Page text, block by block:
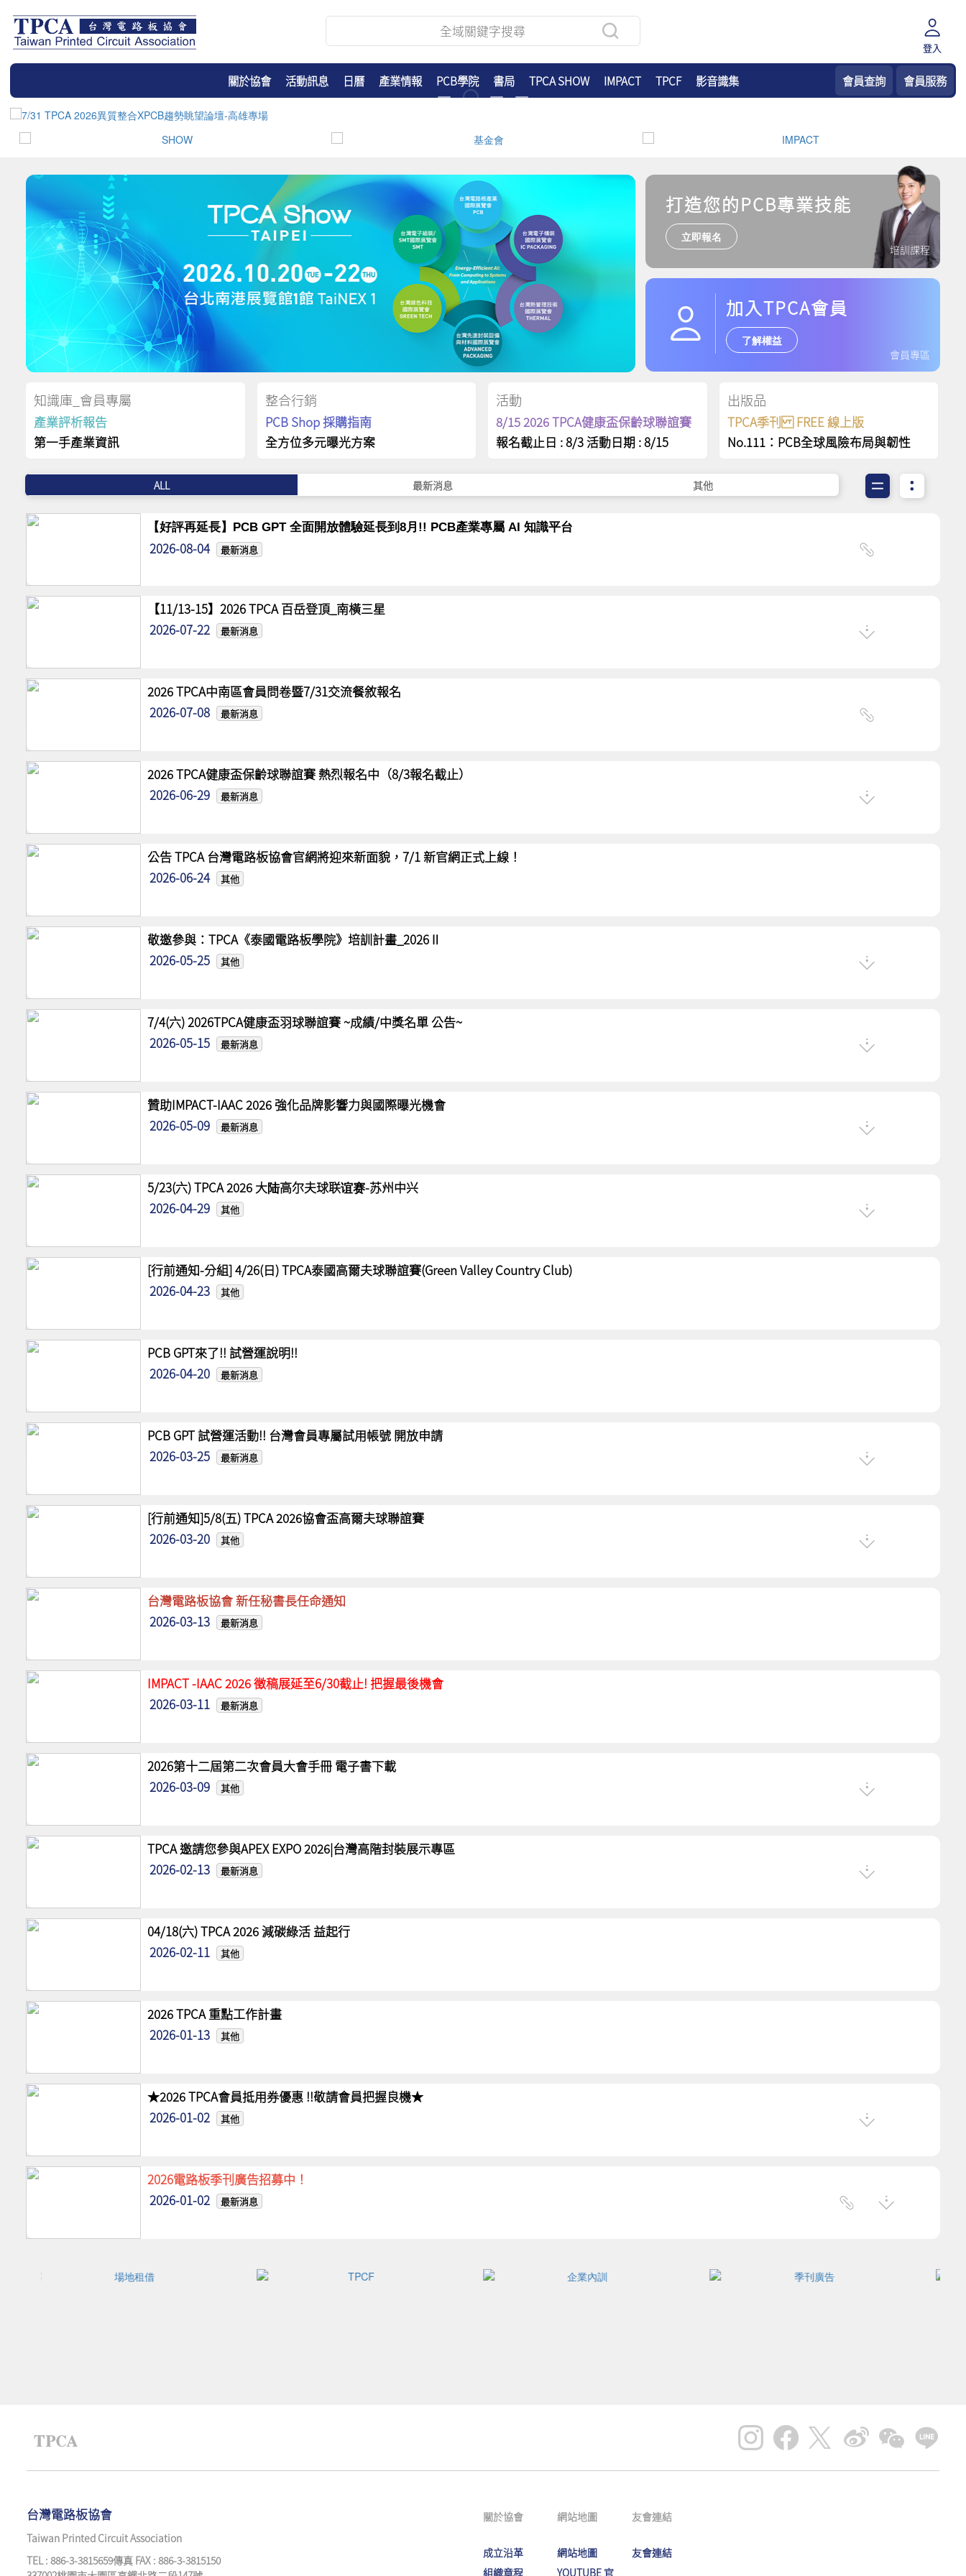
登入
關於協會 活動訊息 日曆 產業情報 PCB學院 書局 TPCA SHOW IMPACT TPCF 影音識集 會員查詢 會員服務
培訓課程
打造您的PCB專業技能
立即報名
加入TPCA會員
了解權益
會員專區
知識庫_會員專屬
產業評析報告
第一手產業資訊
整合行銷
PCB Shop 採購指南
全方位多元曝光方案
活動
8/15 2026 TPCA健康盃保齡球聯誼賽
報名截止日 : 8/3 活動日期 : 8/15
出版品
TPCA季刊 FREE 線上版
No.111：PCB全球風險布局與韌性
ALL 最新消息 其他
【好評再延長】PCB GPT 全面開放體驗延長到8月!! PCB產業專屬 AI 知識平台
2026-08-04 最新消息
【11/13-15】2026 TPCA 百岳登頂_南橫三星
2026-07-22
最新消息
2026 TPCA中南區會員問卷暨7/31交流餐敘報名
2026-07-08
最新消息
2026 TPCA健康盃保齡球聯誼賽 熱烈報名中（8/3報名截止）
2026-06-29
最新消息
公告 TPCA 台灣電路板協會官網將迎來新面貌，7/1 新官網正式上線！
2026-06-24
其他
敬邀參與：TPCA《泰國電路板學院》培訓計畫_2026Ⅱ
2026-05-25
其他
7/4(六) 2026TPCA健康盃羽球聯誼賽 ~成績/中獎名單 公告~
2026-05-15
最新消息
贊助IMPACT-IAAC 2026 強化品牌影響力與國際曝光機會
2026-05-09
最新消息
5/23(六) TPCA 2026 大陆高尔夫球联谊赛-苏州中兴
2026-04-29
其他
[行前通知-分組] 4/26(日) TPCA泰國高爾夫球聯誼賽(Green Valley Country Club)
2026-04-23
其他
PCB GPT來了!! 試營運說明!!
2026-04-20
最新消息
PCB GPT 試營運活動!! 台灣會員專屬試用帳號 開放申請
2026-03-25
最新消息
[行前通知]5/8(五) TPCA 2026協會盃高爾夫球聯誼賽
2026-03-20
其他
台灣電路板協會 新任秘書長任命通知
2026-03-13
最新消息
IMPACT -IAAC 2026 徵稿展延至6/30截止! 把握最後機會
2026-03-11
最新消息
2026第十二屆第二次會員大會手冊 電子書下載
2026-03-09
其他
TPCA 邀請您參與APEX EXPO 2026|台灣高階封裝展示專區
2026-02-13
最新消息
04/18(六) TPCA 2026 減碳綠活 益起行
2026-02-11
其他
2026 TPCA 重點工作計畫
2026-01-13
其他
★2026 TPCA會員抵用券優惠 !!敬請會員把握良機★
2026-01-02
其他
2026電路板季刊廣告招募中！
2026-01-02
最新消息
台灣電路板協會
Taiwan Printed Circuit Association
TEL : 886-3-3815659傳真 FAX : 886-3-3815150
關於協會
成立沿革
組織章程
網站地圖
網站地圖
YOUTUBE 官
友會連結
友會連結